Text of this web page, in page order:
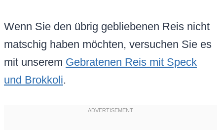
Wenn Sie den übrig gebliebenen Reis nicht
matschig haben möchten, versuchen Sie es
mit unserem Gebratenen Reis mit Speck
und Brokkoli.